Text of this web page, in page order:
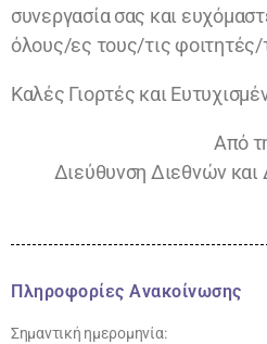
συνεργασία σας και
όλους/ες τους/τις φοιτητές/
Καλές Γιορτές και
Από
Διεύθυνση Διεθνών
Πληροφορίες Ανακοίνωσης
Σημαντική ημερομηνία: